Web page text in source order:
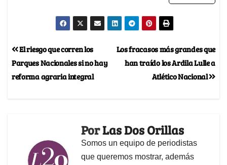
Los fracasos más grandes que
han traído los Ardila Lulle a
Atlético Nacional
El riesgo que corren los
Parques Nacionales si no hay
reforma agraria integral
PorLas Dos Orillas
Somos un equipo de periodistas
que queremos mostrar, además